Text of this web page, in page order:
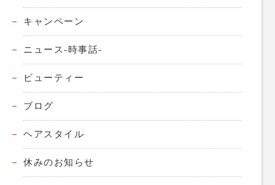
キャンペーン
ニュース-時事話-
ビューティー
ブログ
ヘアスタイル
休みのお知らせ